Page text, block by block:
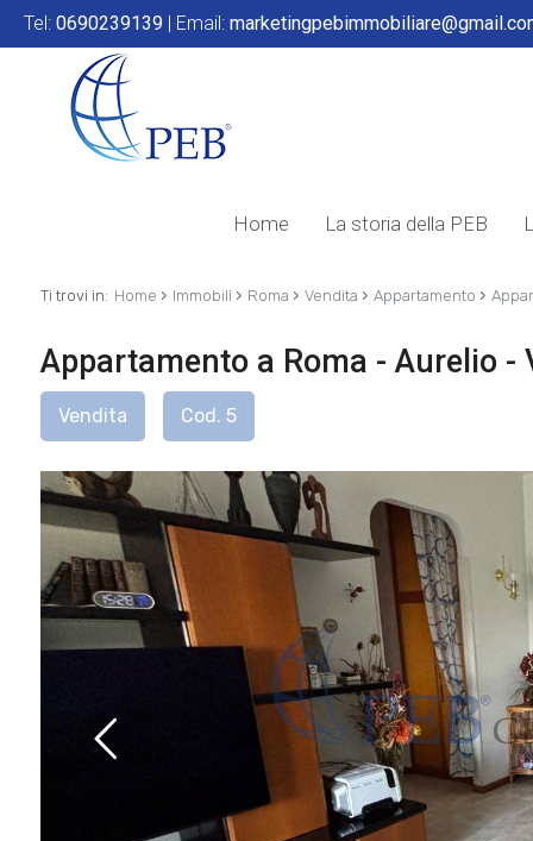
Home La storia della PEB
Tel: 0690239139 | Email:
Ti trovi in: Home › Immobili › Roma › Vendita › Appartamento ›
Appartamento a Roma - Aurelio -
Vendita Cod. 5